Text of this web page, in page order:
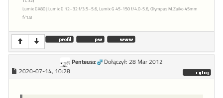
Lumix GX80 | Lumix G 12–32 f/3.5–5.6, Lumix G 45-150 f/4.0-5.6, Olympus M.Zuiko 45mm
f/1.8
Penteusz
Dołączył: 28 Mar 2012
2020-07-14, 10:28